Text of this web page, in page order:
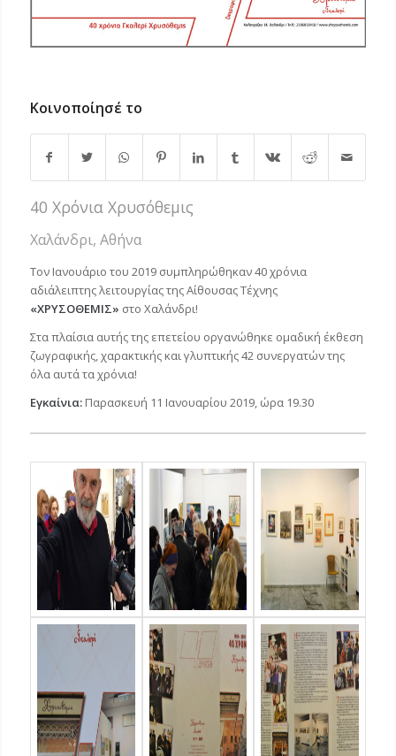
Κοινοποίησέ το
40 Χρόνια Χρυσόθεμις
Χαλάνδρι, Αθήνα
Τον Ιανουάριο του 2019 συμπληρώθηκαν 40 χρόνια
αδιάλειπτης λειτουργίας της Αίθουσας Τέχνης
«ΧΡΥΣΟΘΕΜΙΣ» στο Χαλάνδρι!
Στα πλαίσια αυτής της επετείου οργανώθηκε ομαδική έκθεση
ζωγραφικής, χαρακτικής και γλυπτικής 42 συνεργατών της
όλα αυτά τα χρόνια!
Εγκαίνια:Παρασκευή 11 Ιανουαρίου 2019, ώρα 19.30